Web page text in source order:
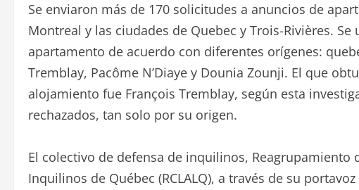
Se enviaron más de 170 solicitudes a anuncios de
Montreal y las ciudades de Quebec y Trois-Rivières.
apartamento de acuerdo con diferentes orígenes:
Tremblay, Pacôme N’Diaye y Dounia Zounji. El que
alojamiento fue François Tremblay, según esta
rechazados, tan solo por su origen.
El colectivo de defensa de inquilinos, Reagrupamiento
Inquilinos de Québec (RCLALQ), a través de su